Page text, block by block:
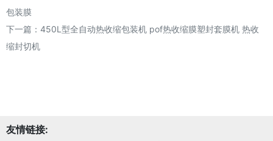
包装膜
下一篇： 450L型全自动热收缩包装机 pof热收缩膜塑封套膜机 热收
缩封切机
友情链接: